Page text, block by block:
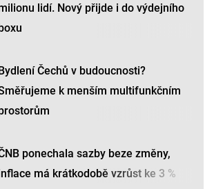
lidí. Nový přijde i do výdejního
Čechů v budoucnosti?
k menším multifunkčním
ponechala sazby beze změny,
má krátkodobě vzrůst ke 3 %